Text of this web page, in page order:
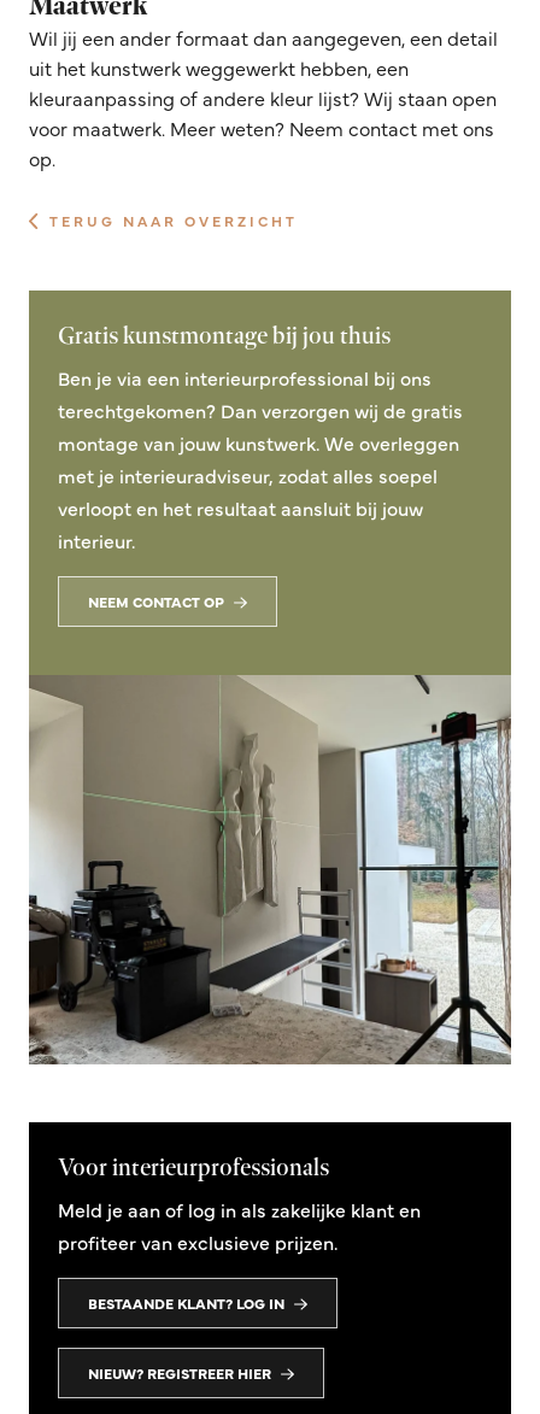
Wil jij een ander formaat dan aangegeven, een detail
uit het kunstwerk weggewerkt hebben, een
kleuraanpassing of andere kleur lijst? Wij staan open
voor maatwerk. Meer weten? Neem contact met ons
op.
TERUG NAAR OVERZICHT
Gratis kunstmontage bij jou thuis
Ben je via een interieurprofessional bij ons
terechtgekomen? Dan verzorgen wij de gratis
montage van jouw kunstwerk. We overleggen
met je interieuradviseur, zodat alles soepel
verloopt en het resultaat aansluit bij jouw
interieur.
NEEM CONTACT OP
Voor interieurprofessionals
Meld je aan of log in als zakelijke klant en
profiteer van exclusieve prijzen.
BESTAANDE KLANT? LOG IN
NIEUW? REGISTREER HIER